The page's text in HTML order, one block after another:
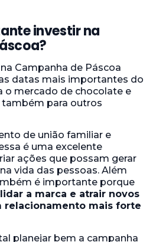
investir na
Campanha de Páscoa
datas mais importantes do
o mercado de chocolate e
também para outros
de união familiar e
é uma excelente
ações que possam gerar
vida das pessoas. Além
é importante porque
a marca e atrair novos
relacionamento mais forte
planejar bem a campanha